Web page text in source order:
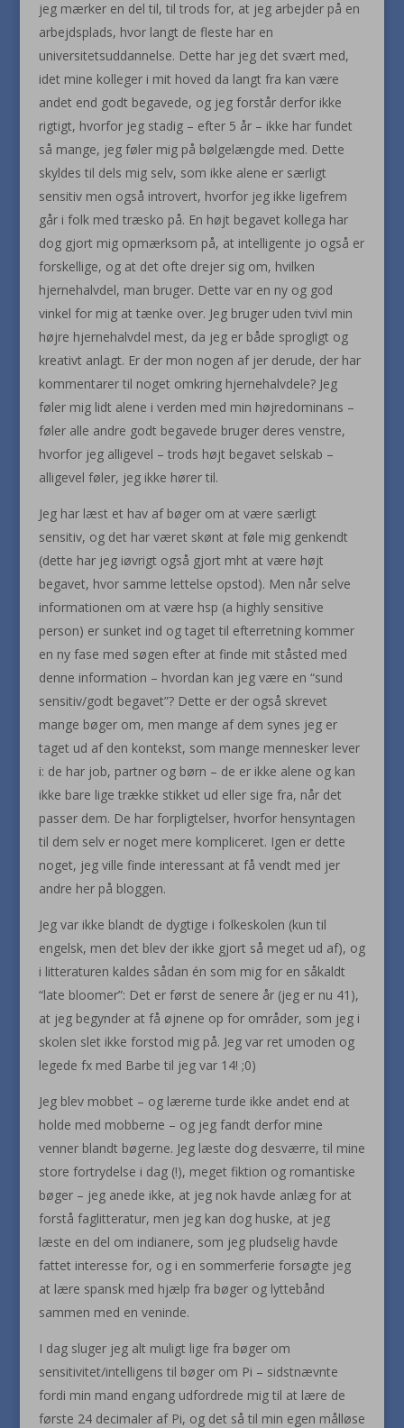
jeg mærker en del til, til trods for, at jeg arbejder på en
arbejdsplads, hvor langt de fleste har en
universitetsuddannelse. Dette har jeg det svært med,
idet mine kolleger i mit hoved da langt fra kan være
andet end godt begavede, og jeg forstår derfor ikke
rigtigt, hvorfor jeg stadig – efter 5 år – ikke har fundet
så mange, jeg føler mig på bølgelængde med. Dette
skyldes til dels mig selv, som ikke alene er særligt
sensitiv men også introvert, hvorfor jeg ikke ligefrem
går i folk med træsko på. En højt begavet kollega har
dog gjort mig opmærksom på, at intelligente jo også er
forskellige, og at det ofte drejer sig om, hvilken
hjernehalvdel, man bruger. Dette var en ny og god
vinkel for mig at tænke over. Jeg bruger uden tvivl min
højre hjernehalvdel mest, da jeg er både sprogligt og
kreativt anlagt. Er der mon nogen af jer derude, der har
kommentarer til noget omkring hjernehalvdele? Jeg
føler mig lidt alene i verden med min højredominans –
føler alle andre godt begavede bruger deres venstre,
hvorfor jeg alligevel – trods højt begavet selskab –
alligevel føler, jeg ikke hører til.
Jeg har læst et hav af bøger om at være særligt
sensitiv, og det har været skønt at føle mig genkendt
(dette har jeg iøvrigt også gjort mht at være højt
begavet, hvor samme lettelse opstod). Men når selve
informationen om at være hsp (a highly sensitive
person) er sunket ind og taget til efterretning kommer
en ny fase med søgen efter at finde mit ståsted med
denne information – hvordan kan jeg være en “sund
sensitiv/godt begavet”? Dette er der også skrevet
mange bøger om, men mange af dem synes jeg er
taget ud af den kontekst, som mange mennesker lever
i: de har job, partner og børn – de er ikke alene og kan
ikke bare lige trække stikket ud eller sige fra, når det
passer dem. De har forpligtelser, hvorfor hensyntagen
til dem selv er noget mere kompliceret. Igen er dette
noget, jeg ville finde interessant at få vendt med jer
andre her på bloggen.
Jeg var ikke blandt de dygtige i folkeskolen (kun til
engelsk, men det blev der ikke gjort så meget ud af), og
i litteraturen kaldes sådan én som mig for en såkaldt
“late bloomer”: Det er først de senere år (jeg er nu 41),
at jeg begynder at få øjnene op for områder, som jeg i
skolen slet ikke forstod mig på. Jeg var ret umoden og
legede fx med Barbe til jeg var 14! ;0)
Jeg blev mobbet – og lærerne turde ikke andet end at
holde med mobberne – og jeg fandt derfor mine
venner blandt bøgerne. Jeg læste dog desværre, til mine
store fortrydelse i dag (!), meget fiktion og romantiske
bøger – jeg anede ikke, at jeg nok havde anlæg for at
forstå faglitteratur, men jeg kan dog huske, at jeg
læste en del om indianere, som jeg pludselig havde
fattet interesse for, og i en sommerferie forsøgte jeg
at lære spansk med hjælp fra bøger og lyttebånd
sammen med en veninde.
I dag sluger jeg alt muligt lige fra bøger om
sensitivitet/intelligens til bøger om Pi – sidstnævnte
fordi min mand engang udfordrede mig til at lære de
første 24 decimaler af Pi, og det så til min egen målløse